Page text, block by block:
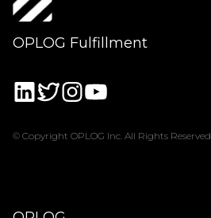
OPLOG Fulfillment
© Copyright OPLOG Inc. All Rights Reserved.